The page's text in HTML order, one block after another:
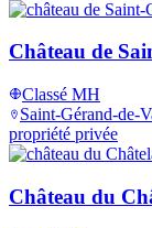
Château de
Classé MH
Saint-Gérand-de-
propriété privée
Château du